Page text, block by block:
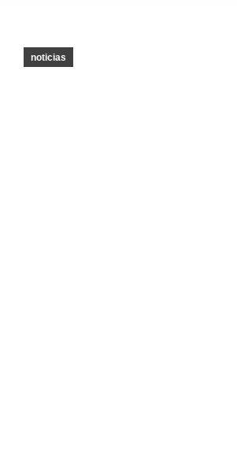
noticias